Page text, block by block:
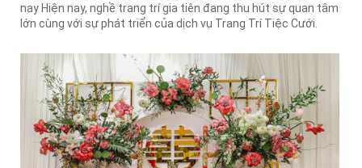
nay Hiện nay, nghề trang trí gia tiên đang thu hút sự quan tâm
lớn cùng với sự phát triển của dịch vụ Trang Trí Tiệc Cưới.